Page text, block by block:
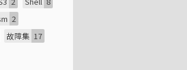
2
故障集 17